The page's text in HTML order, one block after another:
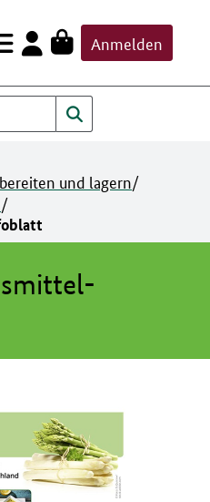
Anmelden
und lagern/
/